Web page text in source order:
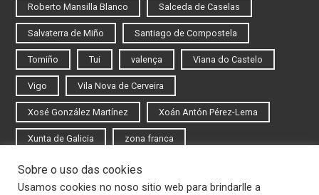
Roberto Mansilla Blanco Salceda de Caselas
Salvaterra de Miño Santiago de Compostela
Tomiño Tui valença Viana do Castelo
Vigo Vila Nova de Cerveira
Xosé González Martínez Xoán Antón Pérez-Lema
Xunta de Galicia zona franca
Iniciar sesión
Sobre o uso das cookies
Usamos cookies no noso sitio web para brindarlle a